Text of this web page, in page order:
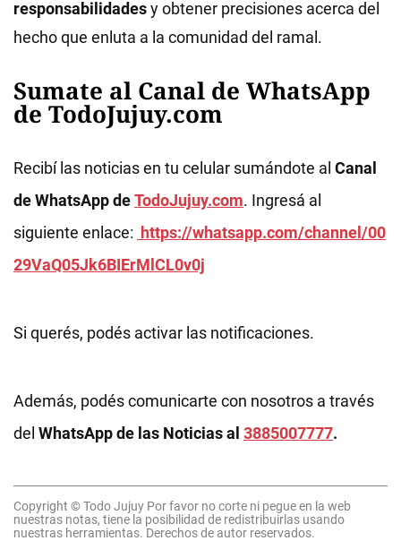
responsabilidadesy obtener precisiones acerca del
hecho que enluta a la comunidad del ramal.
Sumate al Canal de WhatsApp
de TodoJujuy.com
Recibí las noticias en tu celular sumándote al Canal
de WhatsApp deTodoJujuy.com. Ingresá al
siguiente enlace: https://whatsapp.com/channel/00
29VaQ05Jk6BIErMlCL0v0j
Si querés, podés activar las notificaciones.
Además, podés comunicarte con nosotros a través
del WhatsApp de las Noticias al 3885007777.
Copyright © Todo Jujuy Por favor no corte ni pegue en la web
nuestras notas, tiene la posibilidad de redistribuirlas usando
nuestras herramientas. Derechos de autor reservados.